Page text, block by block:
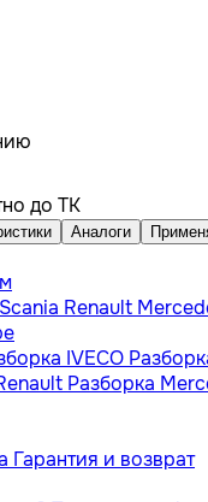
до ТК
Аналоги
Scania Renault
IVECO
Разборка
Гарантия и возврат